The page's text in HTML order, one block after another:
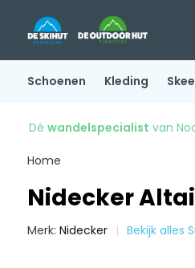
Schoenen Kleding
Dé wandelspecialist van
Home
Nidecker Altai
Merk: Nidecker Bekijk alles